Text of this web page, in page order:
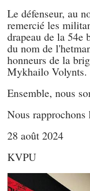
Le défenseur, au
remercié les
drapeau de la 54e
du nom de
honneurs de la
Mykhailo Volynts.
Ensemble, nous
Nous
28 août 2024
KVPU